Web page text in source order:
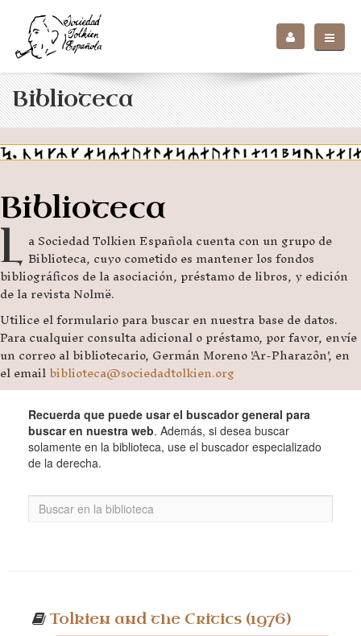
Biblioteca
Biblioteca
L a Sociedad Tolkien Española cuenta con un grupo de
Biblioteca, cuyo cometido es mantener los fondos
bibliográficos de la asociación, préstamo de libros, y edición
de la revista Nolmë.
Utilice el formulario para buscar en nuestra base de datos.
Para cualquier consulta adicional o préstamo, por favor, envíe
un correo al bibliotecario, Germán Moreno 'Ar-Pharazôn', en
el emailbiblioteca@sociedadtolkien.org
Recuerda que puede usar el buscador general para
buscar en nuestra web. Además, si desea buscar
solamente en la biblioteca, use el buscador especializado
de la derecha.
Tolkien and the Critics (1976)